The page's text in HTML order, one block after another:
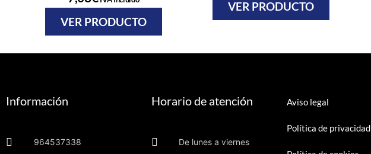
VER PRODUCTO
VER PRODUCTO
Información
964537338
Horario de atención
De lunes a viernes
Aviso legal
Política de privacidad